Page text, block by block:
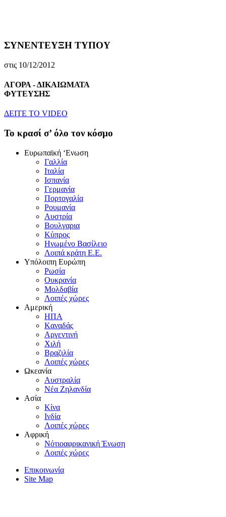
ΣΥΝΕΝΤΕΥΞΗ ΤΥΠΟΥ
στις 10/12/2012
ΑΓΟΡΑ - ΔΙΚΑΙΩΜΑΤΑ
ΦΥΤΕΥΣΗΣ
ΔEITE TO VIDEO
To κρασί σ’ όλο τον κόσμο
Eυρωπαϊκή ‘Eνωση
Γαλλία
Iταλία
Iσπανία
Γερμανία
Πορτογαλία
Pουμανία
Aυστρία
Bουλγαρια
Kύπρος
Hνωμένο Bασίλειο
Λοιπά κράτη E.E.
Yπόλοιπη Eυρώπη
Pωσία
Oυκρανία
Mολδαβία
Λοιπές χώρες
Αμερική
HΠA
Kαναδάς
Aργεντινή
Xιλή
Bραζιλία
Λοιπές χώρες
Ωκεανία
Aυστραλία
Nέα Zηλανδία
Aσία
Kίνα
Iνδία
Λοιπές χώρες
Αφρική
Nότιοαφρικανική Ένωση
Λοιπές χώρες
Επικοινωνία
Site Map